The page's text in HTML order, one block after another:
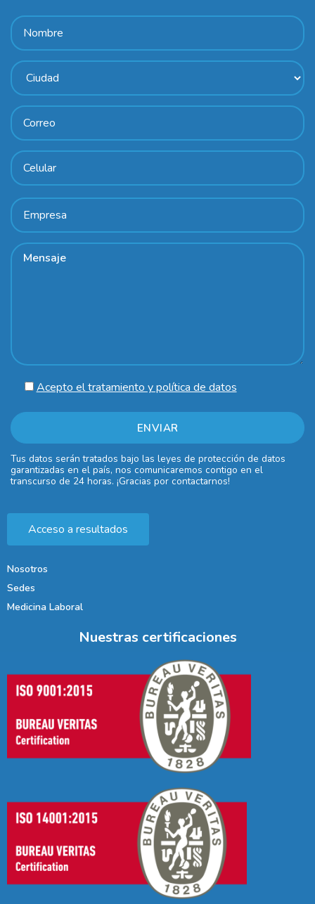
Acepto el tratamiento y política de datos
Tus datos serán tratados bajo las leyes de protección de datos
garantizadas en el país, nos comunicaremos contigo en el
transcurso de 24 horas. ¡Gracias por contactarnos!
Acceso a resultados
Nosotros
Sedes
Medicina Laboral
Nuestras certificaciones